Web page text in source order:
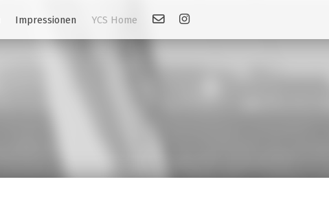
Impressionen YCS Home KontaktLink: Instagram